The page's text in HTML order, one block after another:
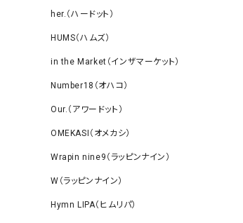
her.（ハードット）
HUMS（ハムズ）
in the Market（インザマーケット）
Number18（オハコ）
Our.（アワードット）
OMEKASI（オメカシ）
Wrapin nine9（ラッピンナイン）
W（ラッピンナイン）
Hymn LIPA（ヒムリパ）